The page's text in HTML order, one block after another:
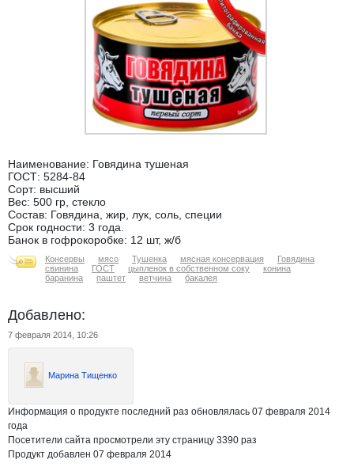
Наименование: Говядина тушеная
ГОСТ: 5284-84
Сорт: высший
Вес: 500 гр, стекло
Состав: Говядина, жир, лук, соль, специи
Срок годности: 3 года.
Банок в гофрокоробке: 12 шт, ж/б
Консервы мясо Тушенка мясная консервация
Говядина
свинина
ГОСТ цыпленок в собственном соку
конина
баранина
паштет ветчина бакалея
Добавлено:
7 февраля 2014, 10:26
Марина Тищенко
Информация о продукте последний раз обновлялась 07 февраля 2014
года
Посетители сайта просмотрели эту страницу 3390 раз
Продукт добавлен 07 февраля 2014